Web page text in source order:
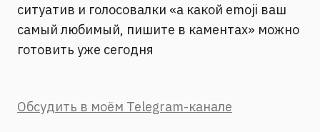
ситуатив и голосовалки «а какой emoji ваш
самый любимый, пишите в каментах» можно
готовить уже сегодня
Обсудить в моём Telegram-канале